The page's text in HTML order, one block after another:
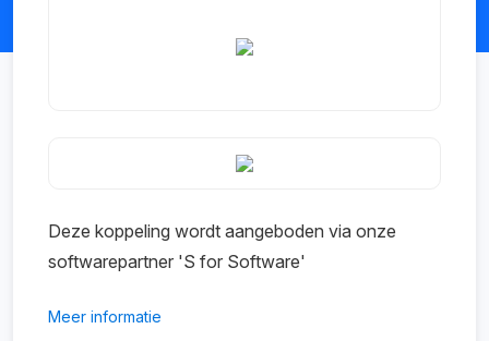
Deze koppeling wordt aangeboden via onze
softwarepartner 'S for Software'
Meer informatie